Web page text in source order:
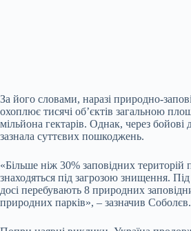
За його словами, наразі природно-
охоплює тисячі об’єктів загальною
мільйона гектарів. Однак, через бойові
зазнала суттєвих пошкоджень.
«Більше ніж 30% заповідних територій
знаходяться під загрозою знищення.
досі перебувають 8 природних
природних парків», – зазначив Соболєв.